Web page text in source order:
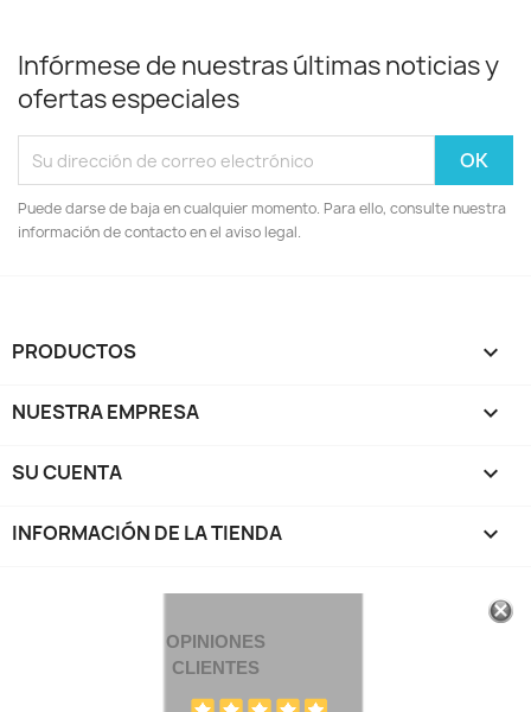
Infórmese de nuestras últimas noticias y
ofertas especiales
Puede darse de baja en cualquier momento. Para ello, consulte nuestra
información de contacto en el aviso legal.
PRODUCTOS 
NUESTRA EMPRESA 
SU CUENTA 
INFORMACIÓN DE LA TIENDA keyboard_arrow_down
OPINIONES
CLIENTES